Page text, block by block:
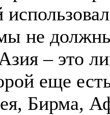
не
– это
еще
Бирма,